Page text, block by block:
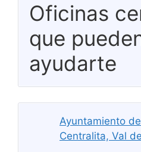
Oficinas
que
ayudarte
Ayuntamiento
Centralita, Val